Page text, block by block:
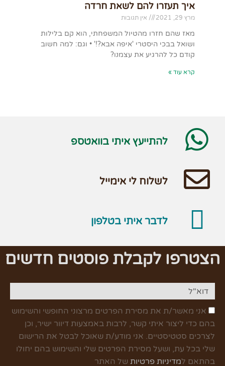
איך תעזרו להם לשאת חרדה
מרץ 29, 2021 אין תגובות
מאז שהם חזרו מהטיול המשפחתי, הוא קם בלילות
ושואל בבכי היסטרי 'איפה אבא?!' • וגם: למה חשוב
קודם כל להרגיע את עצמנו?
קרא עוד »
להתייעץ איתי בוואטספ
לשלוח לי אימייל
לדבר איתי בטלפון
הצטרפו לקבלת פוסטים חדשים
אני מאשר/ת את מסירת הפרטים מרצוני החופשי והשימוש
בהם כדי ליצור איתי קשר, לרבות באמצעות דיוור ישיר, וכן
לצרכים סטטיסטיים. אני מודע/ת שאוכל לבטל את הרישום
שלי בכל עת, ושעל מסירת הפרטים שלי והשימוש בהם יחולו
בהתאם למדיניות פרטיות של האתר